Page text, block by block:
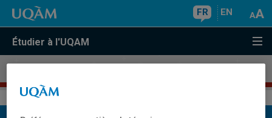
FR EN
Étudier à l'UQAM